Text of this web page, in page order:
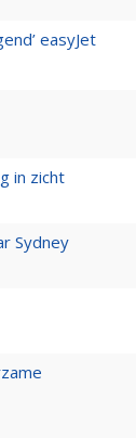
easyJet
in zicht
Sydney